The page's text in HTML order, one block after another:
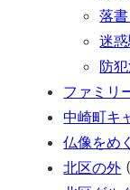
落
迷
防
ファミリ
中崎町キ
仏像をめ
北区の外